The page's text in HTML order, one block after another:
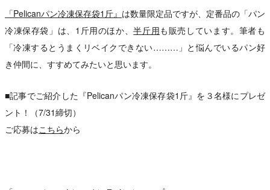
「Pelicanパン冷凍保存袋1斤』 は数量限定品ですが、定番品の「パン
冷凍保存袋」は、1斤用のほか、半斤用も販売しています。筆者も
「冷凍するとうまくリベイクできない………」と悩んでいるパン好
き仲間に、すすめてみたいと思います。
■記事でご紹介した『Pelicanパン冷凍保存袋1斤』を３名様にプレゼ
ント！（7/31締切）
ご応募はこちらから